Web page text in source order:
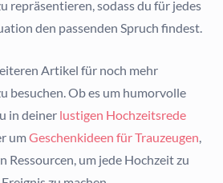
repräsentieren, sodass du für jedes
den passenden Spruch findest.
Artikel für noch mehr
besuchen. Ob es um humorvolle
in deiner lustigen Hochzeitsrede
umGeschenkideen für Trauzeugen,
Ressourcen, um jede Hochzeit zu